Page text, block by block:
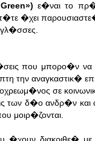
ε�ναι το
�χει
που μπορο�ν να
την αναγκαστικ�
σε
των δ�ο ανδρ�ν και
μοιρ�ζονται.